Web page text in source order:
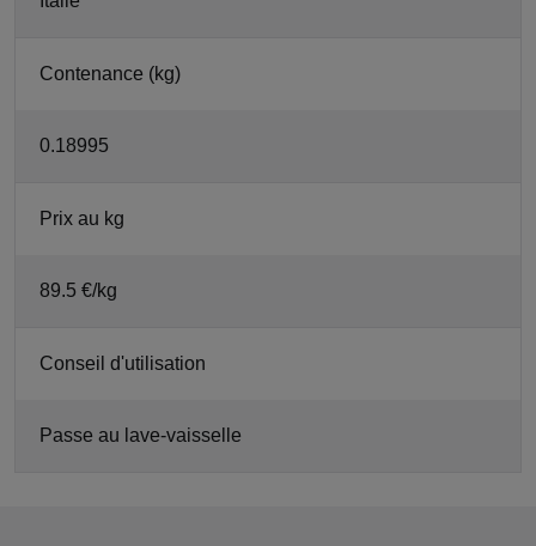
Contenance (kg)
0.18995
Prix au kg
89.5 €/kg
Conseil d'utilisation
Passe au lave-vaisselle